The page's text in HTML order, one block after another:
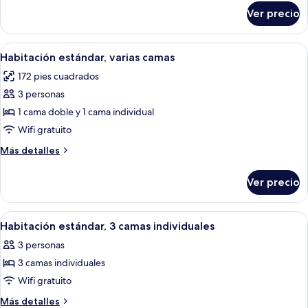
individuales
estándar,
camas
Ver precio
Abrir
todas
las
fotos
de
Habitación
estándar,
varias
Una habitación de hotel con dos
7
Habitación estándar, varias camas
172 pies cuadrados
3 personas
1 cama doble y 1 cama individual
Wifi gratuito
Más detalles
Más
estándar,
varias
camas
Ver precio
Abrir
todas
las
fotos
de
Habitación
Habitación de hotel con dos camas,
7
Habitación estándar, 3 camas individuales
3 personas
3 camas individuales
Wifi gratuito
Más detalles
Más